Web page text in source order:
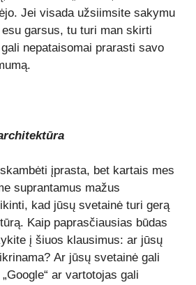
Jei visada užsiimsite sakymu
garsus, tu turi man skirti
nepataisomai prarasti savo
įprasta, bet kartais mes
suprantamus mažus
kad jūsų svetainė turi gerą
Kaip paprasčiausias būdas
į šiuos klausimus: ar jūsų
Ar jūsų svetainė gali
ar vartotojas gali